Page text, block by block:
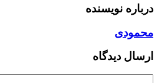
درباره نویسنده
محمودی
ارسال دیدگاه